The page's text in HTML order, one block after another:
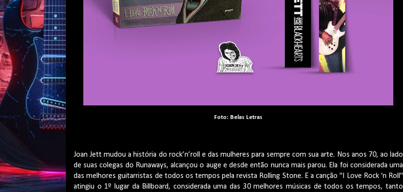
Foto: Belas Letras
Joan Jett mudou a história do rock’n’roll e das mulheres para sempre com sua arte. Nos anos 70, ao lado
de suas colegas do Runaways, alcançou o auge e desde então nunca mais parou. Ela foi considerada uma
das melhores guitarristas de todos os tempos pela revista Rolling Stone. E a canção "I Love Rock 'n Roll"
atingiu o 1º lugar da Billboard, considerada uma das 30 melhores músicas de todos os tempos, tanto